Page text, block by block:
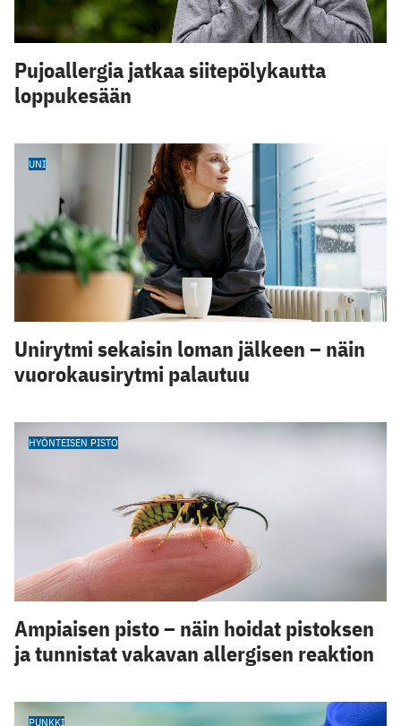
Pujoallergia jatkaa siitepölykautta
loppukesään
UNI
Unirytmi sekaisin loman jälkeen – näin
vuorokausirytmi palautuu
HYÖNTEISEN PISTO
Ampiaisen pisto – näin hoidat pistoksen
ja tunnistat vakavan allergisen reaktion
PUNKKI